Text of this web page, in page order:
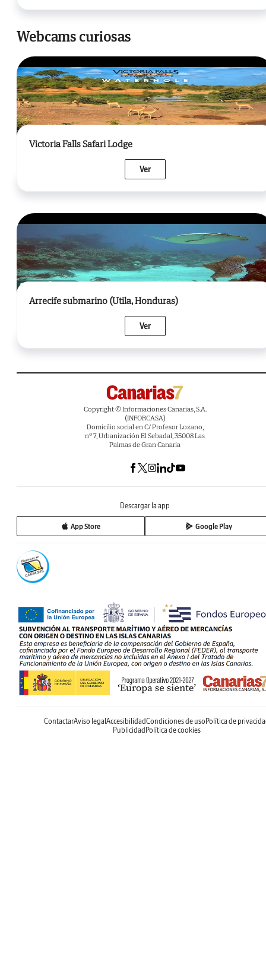
Webcams curiosas
Victoria Falls Safari Lodge
Ver
Arrecife submarino (Utila, Honduras)
Ver
Copyright © Informaciones Canarias, S.A.
(INFORCASA)
Domicilio social en C/ Profesor Lozano,
nº 7, Urbanización El Sebadal, 35008 Las
Palmas de Gran Canaria
Descargar la app
App Store Google Play
ContactarAviso legal AccesibilidadCondiciones de uso Política de
Publicidad Política de cookies